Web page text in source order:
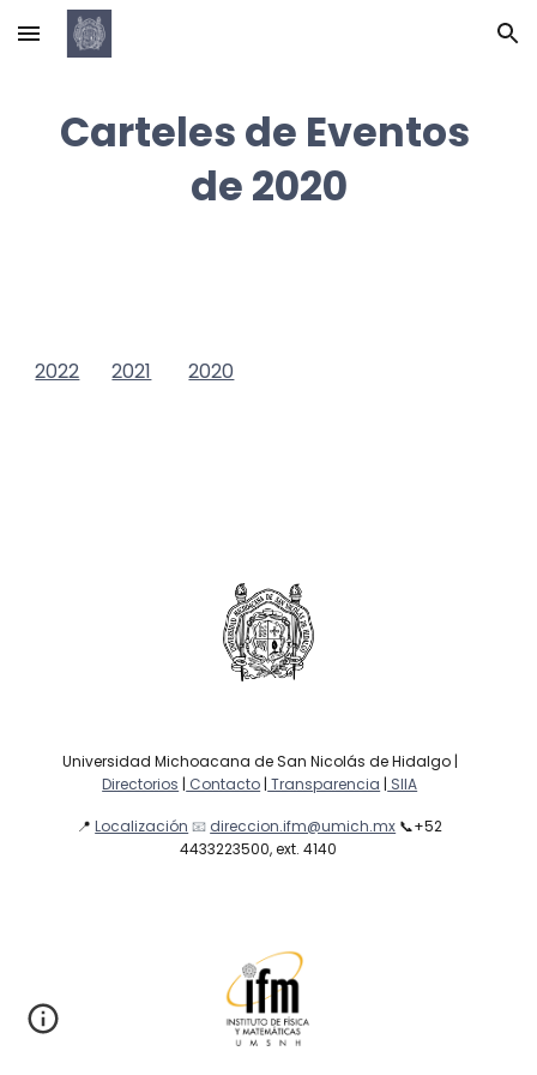
Skip to main content Skip to navigation
Carteles de Eventos
de 2020
2022 2021 2020
Universidad Michoacana de San Nicolás de Hidalgo |
Directorios | Contacto | Transparencia | SIIA
📍Localización 📧 direccion.ifm@umich.mx 📞+52
4433223500, ext. 4140